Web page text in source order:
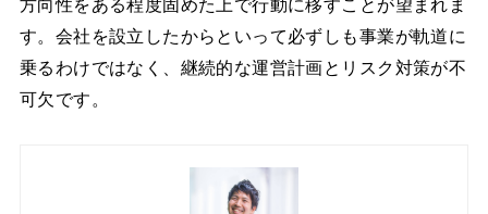
方向性をある程度固めた上で行動に移すことが望まれま
す。会社を設立したからといって必ずしも事業が軌道に
乗るわけではなく、継続的な運営計画とリスク対策が不
可欠です。